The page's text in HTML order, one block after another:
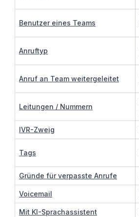
Benutzer eines Teams
Anruftyp
Anruf an Team weitergeleitet
Leitungen / Nummern
IVR-Zweig
Tags
Gründe für verpasste Anrufe
Voicemail
Mit KI-Sprachassistent